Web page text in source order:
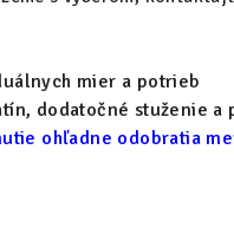
mier a potrieb
dodatočné stuženie a
ohľadne odobratia